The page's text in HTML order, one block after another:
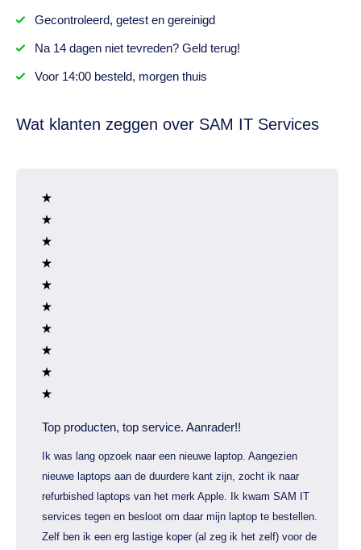
Gecontroleerd, getesten gereinigd
Na 14 dagenniet tevreden? Geld terug!
Voor 14:00 besteld, morgen thuis
Wat klanten zeggen over SAM IT Services
Top producten, top service. Aanrader!!
Ik was lang opzoek naar een nieuwe laptop. Aangezien
nieuwe laptops aan de duurdere kant zijn, zocht ik naar
refurbished laptops van het merk Apple. Ik kwam SAM IT
services tegen en besloot om daar mijn laptop te bestellen.
Zelf ben ik een erg lastige koper (al zeg ik het zelf) voor de